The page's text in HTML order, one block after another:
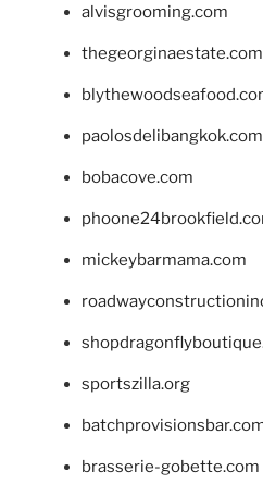
alvisgrooming.com
thegeorginaestate.com
paolosdelibangkok.com
bobacove.com
mickeybarmama.com
sportszilla.org
brasserie-gobette.com